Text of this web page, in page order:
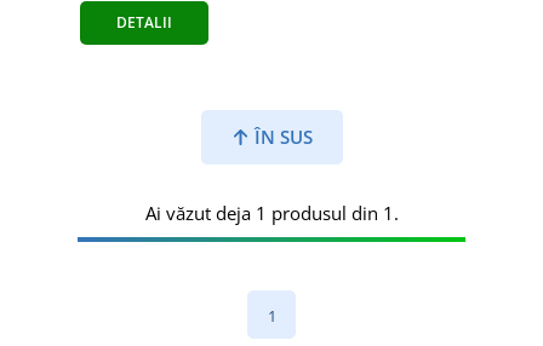
DETALII
ÎN SUS
Ai văzut deja 1 produsul din 1.
1